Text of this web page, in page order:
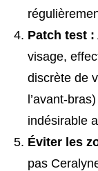
Patch test :
visage,
discrète de
l’avant-
indésirable
Éviter les
pas